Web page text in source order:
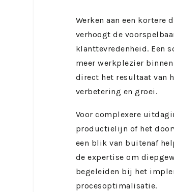
Werken aan een
verhoogt de
klanttevredenheid. Een
meer werkplezier
direct het resultaat van
verbetering en groei.
Voor complexere
productielijn of het
een blik van buitenaf
de expertise om
begeleiden bij het
procesoptimalisatie.